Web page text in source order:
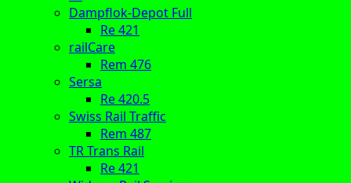
Dampflok-Depot Full
Re 421
railCare
Rem 476
Sersa
Re 420.5
Swiss Rail Traffic
Rem 487
TR Trans Rail
Re 421